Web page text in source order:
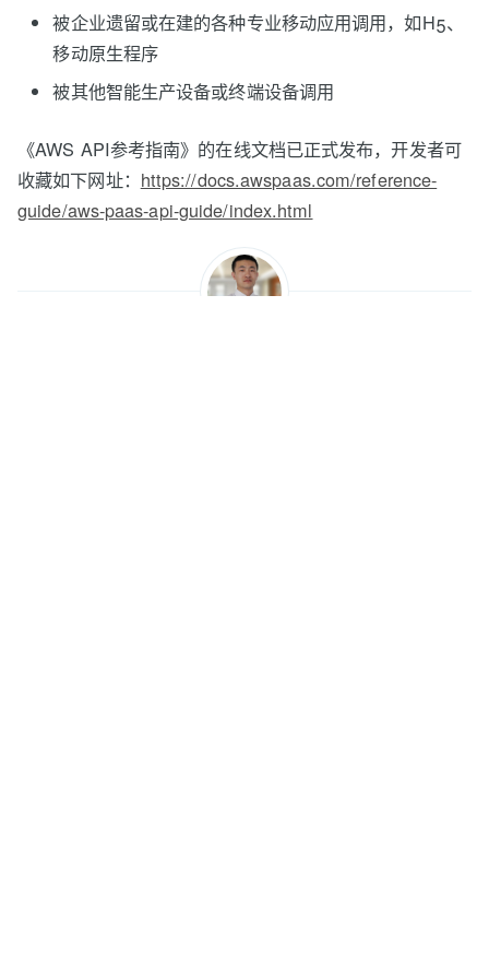
被企业遗留或在建的各种专业移动应用调用，如H5、
移动原生程序
被其他智能生产设备或终端设备调用
《AWS API参考指南》的在线文档已正式发布，开发者可
收藏如下网址： https://docs.awspaas.com/reference-
guide/aws-paas-api-guide/index.html